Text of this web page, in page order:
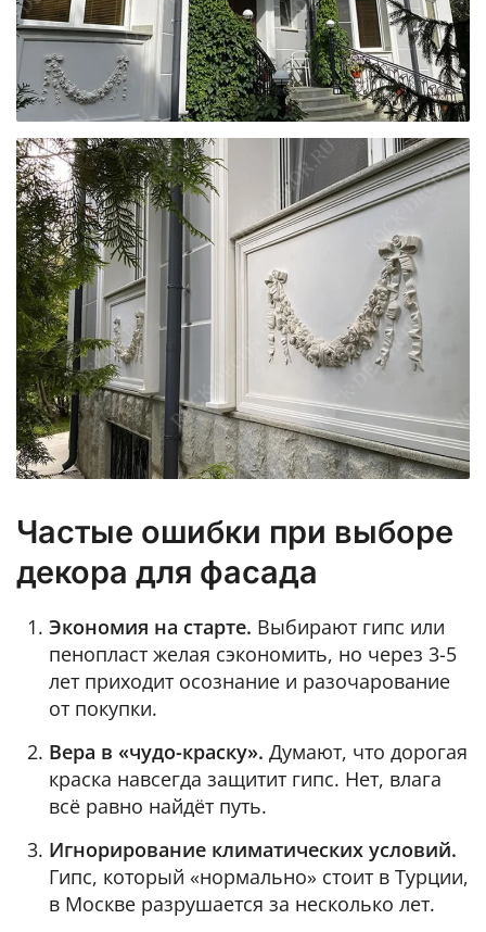
Частые ошибки при выборе
декора для фасада
Экономия на старте. Выбирают гипс или
пенопласт желая сэкономить, но через 3-5
лет приходит осознание и разочарование
от покупки.
Вера в «чудо-краску». Думают, что дорогая
краска навсегда защитит гипс. Нет, влага
всё равно найдёт путь.
Игнорирование климатических условий.
Гипс, который «нормально» стоит в Турции,
в Москве разрушается за несколько лет.